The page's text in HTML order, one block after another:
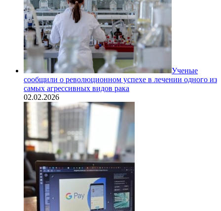
Ученые
сообщили о революционном успехе в лечении одного из
самых агрессивных видов рака
02.02.2026